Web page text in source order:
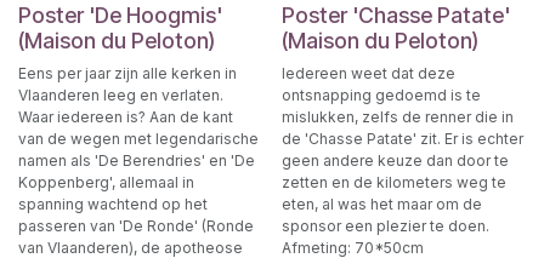
Poster 'De Hoogmis'
(Maison du Peloton)
Eens per jaar zijn alle kerken in
Vlaanderen leeg en verlaten.
Waar iedereen is? Aan de kant
van de wegen met legendarische
namen als 'De Berendries' en 'De
Koppenberg', allemaal in
spanning wachtend op het
passeren van 'De Ronde' (Ronde
van Vlaanderen), de apotheose
Poster 'Chasse Patate'
(Maison du Peloton)
Iedereen weet dat deze
ontsnapping gedoemd is te
mislukken, zelfs de renner die in
de 'Chasse Patate' zit. Er is echter
geen andere keuze dan door te
zetten en de kilometers weg te
eten, al was het maar om de
sponsor een plezier te doen.
Afmeting: 70*50cm